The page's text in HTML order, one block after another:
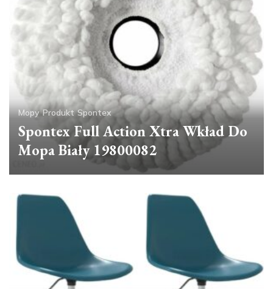
Mopy Produkt Spontex
Spontex Full Action Xtra Wkład Do
Mopa Biały 19800082